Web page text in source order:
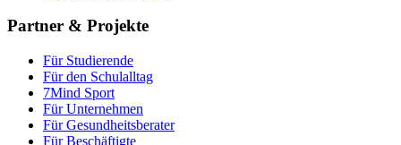
Partner & Projekte
Für Stu­die­rende
Für den Schulalltag
7Mind Sport
Für Unter­neh­men
Für Gesund­heits­be­ra­ter
Für Beschäftigte